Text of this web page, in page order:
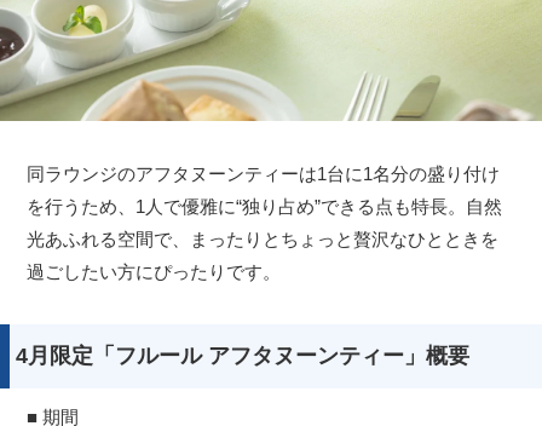
同ラウンジのアフタヌーンティーは1台に1名分の盛り付け
を行うため、1人で優雅に“独り占め”できる点も特長。自然
光あふれる空間で、まったりとちょっと贅沢なひとときを
過ごしたい方にぴったりです。
4月限定「フルール アフタヌーンティー」概要
■ 期間